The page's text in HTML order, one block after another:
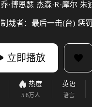
乔·博恩瑟 杰森·R·摩尔 朱
制裁者：最后一击(台) 惩
立即播放
热度
5.6万人
英语
语言